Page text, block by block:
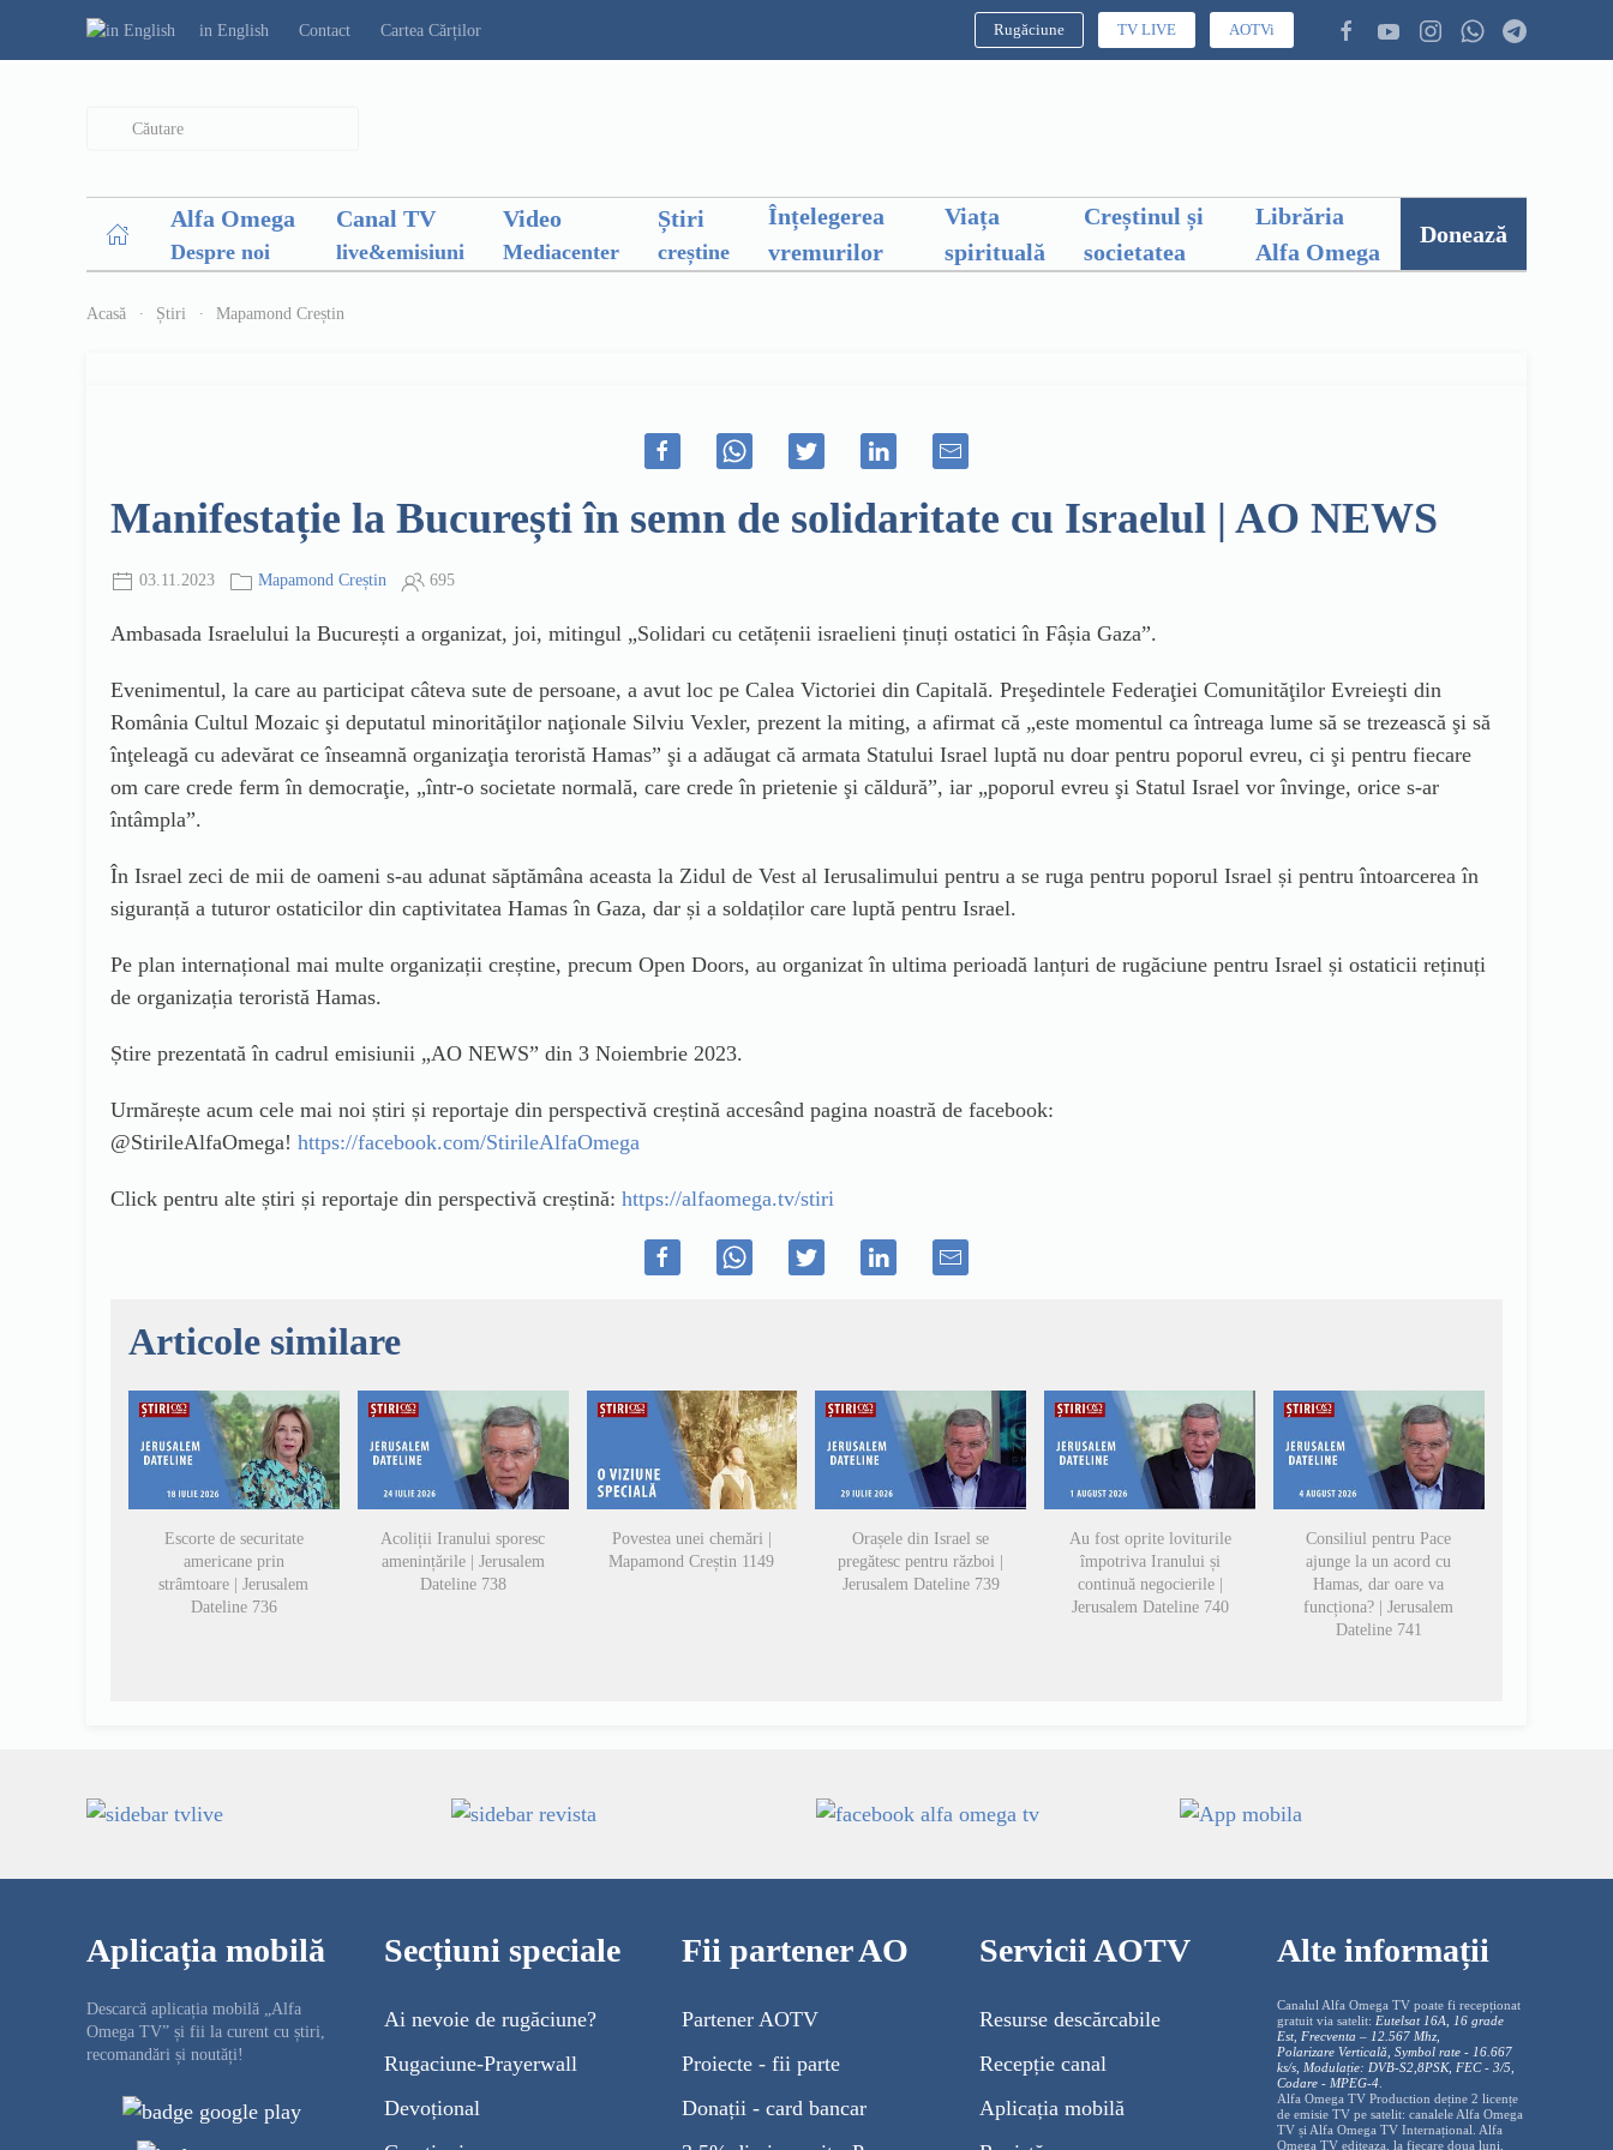
in English Contact Cartea Cărților Rugăciune TV LIVE AOTVi
Alfa Omega
Despre noi
Canal TV
live&emisiuni
Video
Mediacenter
Știri
creștine
Înțelegerea
vremurilor
Viața
spirituală
Creștinul și
societatea
Librăria
Alfa Omega
Donează
Acasă Știri Mapamond Creștin
Manifestație la București în semn de solidaritate cu Israelul | AO NEWS
03.11.2023 Mapamond Creștin 695
Ambasada Israelului la București a organizat, joi, mitingul „Solidari cu cetățenii israelieni ținuți ostatici în Fâșia Gaza”.
Evenimentul, la care au participat câteva sute de persoane, a avut loc pe Calea Victoriei din Capitală. Preşedintele Federaţiei Comunităţilor Evreieşti din
România Cultul Mozaic şi deputatul minorităţilor naţionale Silviu Vexler, prezent la miting, a afirmat că „este momentul ca întreaga lume să se trezească şi să
înţeleagă cu adevărat ce înseamnă organizaţia teroristă Hamas” şi a adăugat că armata Statului Israel luptă nu doar pentru poporul evreu, ci şi pentru fiecare
om care crede ferm în democraţie, „într-o societate normală, care crede în prietenie şi căldură”, iar „poporul evreu şi Statul Israel vor învinge, orice s-ar
întâmpla”.
În Israel zeci de mii de oameni s-au adunat săptămâna aceasta la Zidul de Vest al Ierusalimului pentru a se ruga pentru poporul Israel și pentru întoarcerea în
siguranță a tuturor ostaticilor din captivitatea Hamas în Gaza, dar și a soldaților care luptă pentru Israel.
Pe plan internațional mai multe organizații creștine, precum Open Doors, au organizat în ultima perioadă lanțuri de rugăciune pentru Israel și ostaticii reținuți
de organizația teroristă Hamas.
Știre prezentată în cadrul emisiunii „AO NEWS” din 3 Noiembrie 2023.
Urmărește acum cele mai noi știri și reportaje din perspectivă creștină accesând pagina noastră de facebook:
@StirileAlfaOmega! https://facebook.com/StirileAlfaOmega
Click pentru alte știri și reportaje din perspectivă creștină: https://alfaomega.tv/stiri
Articole similare
Escorte de securitate
americane prin
strâmtoare | Jerusalem
Dateline 736
Acoliții Iranului sporesc
amenințările | Jerusalem
Dateline 738
Povestea unei chemări |
Mapamond Creștin 1149
Orașele din Israel se
pregătesc pentru război |
Jerusalem Dateline 739
Au fost oprite loviturile
împotriva Iranului și
continuă negocierile |
Jerusalem Dateline 740
Consiliul pentru Pace
ajunge la un acord cu
Hamas, dar oare va
funcționa? | Jerusalem
Dateline 741
Aplicația mobilă
Descarcă aplicația mobilă „Alfa
Omega TV” și fii la curent cu știri,
recomandări și noutăți!
Secțiuni speciale
Ai nevoie de rugăciune?
Rugaciune-Prayerwall
Devoțional
Fii partener AO
Partener AOTV
Proiecte - fii parte
Donații - card bancar
Servicii AOTV
Resurse descărcabile
Recepție canal
Aplicația mobilă
Alte informații
Canalul Alfa Omega TV poate fi recepționat
gratuit via satelit: Eutelsat 16A, 16 grade
Est, Frecventa – 12.567 Mhz,
Polarizare Verticală, Symbol rate - 16.667
ks/s, Modulație: DVB-S2,8PSK, FEC - 3/5,
Codare - MPEG-4
Alfa Omega TV Production deține 2 licențe
de emisie TV pe satelit: canalele Alfa Omega
TV și Alfa Omega TV Internațional. Alfa
Omega TV editeaza, la fiecare doua luni,